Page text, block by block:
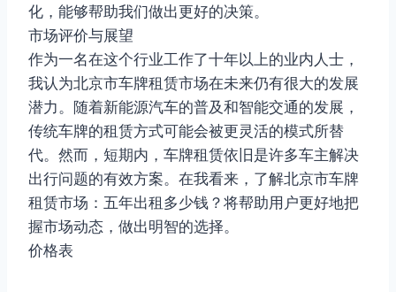
化，能够帮助我们做出更好的决策。
市场评价与展望
作为一名在这个行业工作了十年以上的业内人士，
我认为北京市车牌租赁市场在未来仍有很大的发展
潜力。随着新能源汽车的普及和智能交通的发展，
传统车牌的租赁方式可能会被更灵活的模式所替
代。然而，短期内，车牌租赁依旧是许多车主解决
出行问题的有效方案。在我看来，了解北京市车牌
租赁市场：五年出租多少钱？将帮助用户更好地把
握市场动态，做出明智的选择。
价格表